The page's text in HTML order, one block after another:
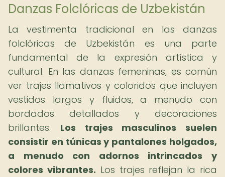
Danzas Folclóricas de Uzbekistán
La vestimenta tradicional en las danzas
folclóricas de Uzbekistán es una parte
fundamental de la expresión artística y
cultural. En las danzas femeninas, es común
ver trajes llamativos y coloridos que incluyen
vestidos largos y fluidos, a menudo con
bordados detallados y decoraciones
brillantes. Los trajes masculinos suelen
consistir en túnicas y pantalones holgados,
a menudo con adornos intrincados y
colores vibrantes. Los trajes reflejan la rica